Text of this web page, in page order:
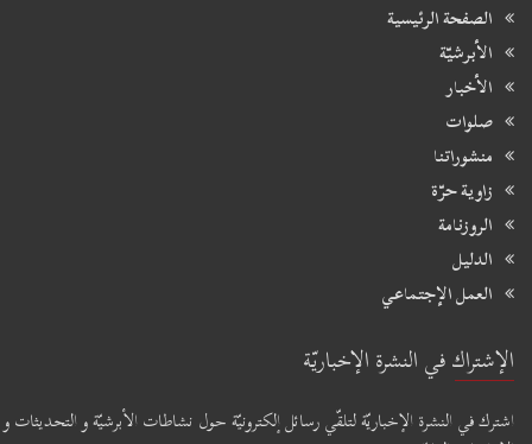
الصفحة الرئيسية
الأبرشيّة
الأخبار
صلوات
منشوراتنا
زاوية حرّة
الروزنامة
الدليل
العمل الإجتماعي
الإشتراك في النشرة الإخباريّة
اشترك في النشرة الإخباريّة لتلقّي رسائل إلكترونيّة حول نشاطات الأبرشيّة و التحديثات و